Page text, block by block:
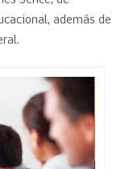
además de